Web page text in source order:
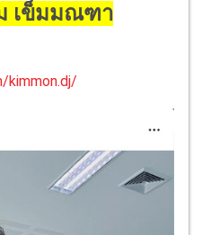
เข็มมณฑา
kimmon.dj/